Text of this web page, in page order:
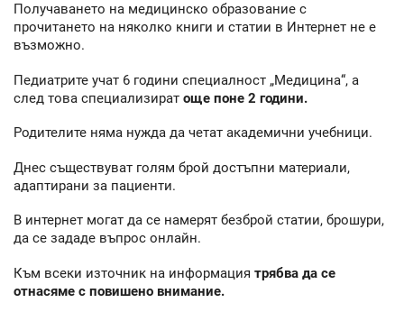
Получаването на медицинско образование с
прочитането на няколко книги и статии в Интернет не е
възможно.
Педиатрите учат 6 години специалност „Медицина“, а
след това специализират още поне 2 години.
Родителите няма нужда да четат академични учебници.
Днес съществуват голям брой достъпни материали,
адаптирани за пациенти.
В интернет могат да се намерят безброй статии, брошури,
да се зададе въпрос онлайн.
Към всеки източник на информация трябва да се
отнасяме с повишено внимание.